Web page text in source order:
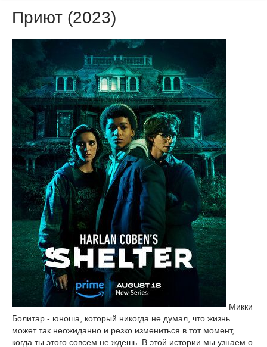
Приют (2023)
Микки
Болитар - юноша, который никогда не думал, что жизнь
может так неожиданно и резко измениться в тот момент,
когда ты этого совсем не ждешь. В этой истории мы узнаем о